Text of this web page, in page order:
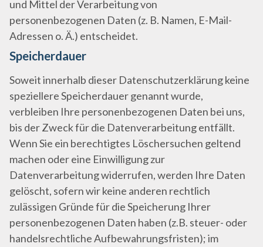
und Mittel der Verarbeitung von
personenbezogenen Daten (z. B. Namen, E-Mail-
Adressen o. Ä.) entscheidet.
Speicherdauer
Soweit innerhalb dieser Datenschutzerklärung keine
speziellere Speicherdauer genannt wurde,
verbleiben Ihre personenbezogenen Daten bei uns,
bis der Zweck für die Datenverarbeitung entfällt.
Wenn Sie ein berechtigtes Löschersuchen geltend
machen oder eine Einwilligung zur
Datenverarbeitung widerrufen, werden Ihre Daten
gelöscht, sofern wir keine anderen rechtlich
zulässigen Gründe für die Speicherung Ihrer
personenbezogenen Daten haben (z.B. steuer- oder
handelsrechtliche Aufbewahrungsfristen); im